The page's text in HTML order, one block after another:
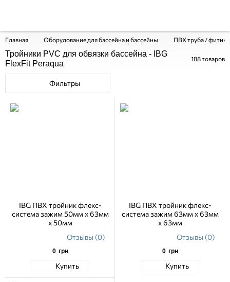
Главная Оборудование для бассейна и бассейны ПВХ труба / фитинг
Тройники PVC для обвязки бассейна - IBG
FlexFit Peraqua
188товаров
Фильтры
IBG ПВХ тройник флекс-
система зажим 50мм x 63мм
x 50мм
Отзывы (0)
0 грн
Купить
IBG ПВХ тройник флекс-
система зажим 63мм x 63мм
x 63мм
Отзывы (0)
0 грн
Купить